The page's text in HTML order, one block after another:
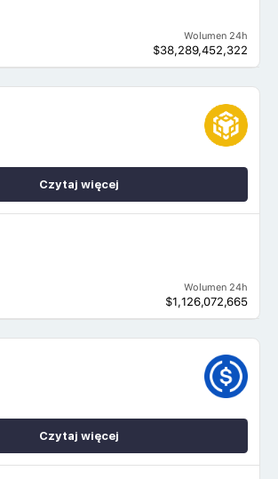
Wolumen 24h
$38,289,452,322
Wolumen 24h
$1,126,072,665
Czytaj więcej
Czytaj więcej